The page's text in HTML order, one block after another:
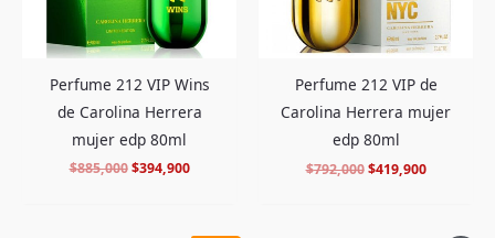
Perfume 212 VIP Wins
de Carolina Herrera
mujer edp 80ml
$885,000 $394,900
Perfume 212 VIP de
Carolina Herrera mujer
edp 80ml
$792,000 $419,900